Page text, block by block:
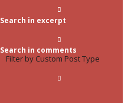
Search in excerpt
Search in comments
Filter by Custom Post Type